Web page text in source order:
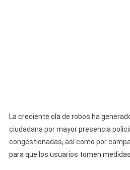
La creciente ola de robos ha
ciudadana por mayor presencia
congestionadas, así como por
para que los usuarios tomen